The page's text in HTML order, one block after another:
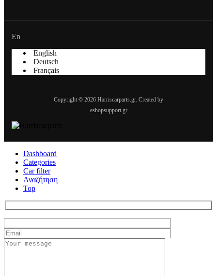
En
English
Deutsch
Français
Copyright © 2026 Harriscarparts.gr. Created by
eshopsupport.gr
Dashboard
Categories
Car filter
Αναζήτηση
Top